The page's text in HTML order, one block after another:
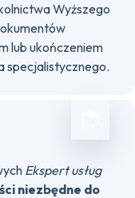
Wyższego
lub ukończeniem
specjalistycznego.
Ekspert usług
niezbędne do